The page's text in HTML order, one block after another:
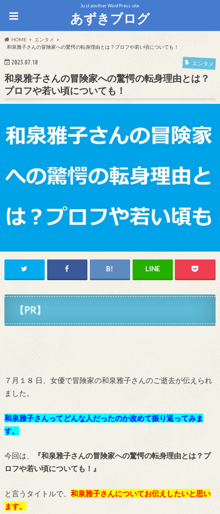
Just another WordPress site
あずきブログ
HOME
エンタメ
和泉雅子さんの冒険家への驚愕の転身理由とは？プロフや若い頃についても！
2025.07.18 エンタメ
和泉雅子さんの冒険家への驚愕の転身理由とは？
プロフや若い頃についても！
【PR】
７月１８ 日、女優で冒険家の和泉雅子さんのご逝去が伝えられ
ました。
和泉雅子さんってどんな人だったのか改めて振り返ってみま
す。
今回は、
『和泉雅子さんの冒険家への驚愕の転身理由とは？プ
ロフや若い頃についても！』
と言うタイトルで、 和泉雅子さんについてお伝えしたいと思い
ます。